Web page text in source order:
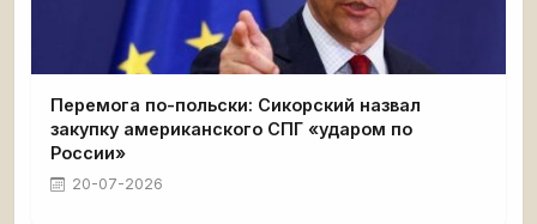
Перемога по-польски: Сикорский назвал
закупку американского СПГ «ударом по
России»
20-07-2026